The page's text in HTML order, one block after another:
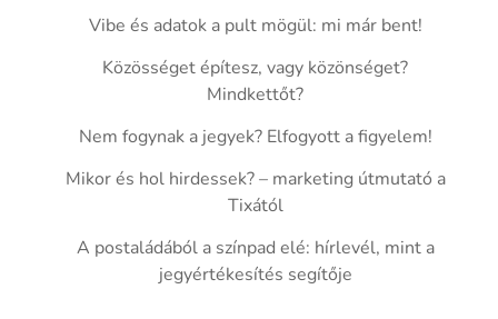
Vibe és adatok a pult mögül: mi már bent!
Közösséget építesz, vagy közönséget?
Mindkettőt?
Nem fogynak a jegyek? Elfogyott a figyelem!
Mikor és hol hirdessek? – marketing útmutató a
Tixától
A postaládából a színpad elé: hírlevél, mint a
jegyértékesítés segítője